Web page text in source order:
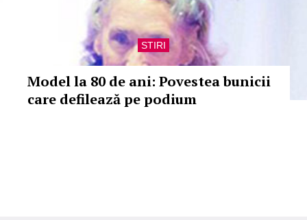
STIRI
Model la 80 de ani: Povestea bunicii
care defilează pe podium